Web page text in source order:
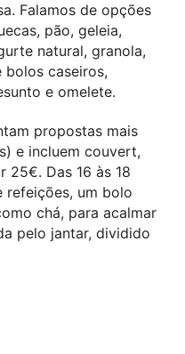
Falamos de opções
pão, geleia,
natural, granola,
bolos caseiros,
e omelete.
propostas mais
e incluem couvert,
25€. Das 16 às 18
refeições, um bolo
chá, para acalmar
pelo jantar, dividido